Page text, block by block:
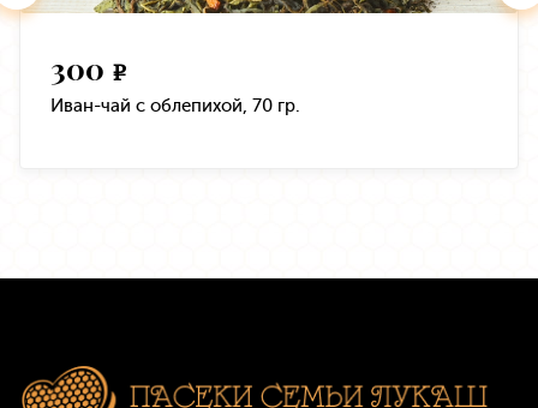
300 e
Иван-чай с облепихой, 70 гр.